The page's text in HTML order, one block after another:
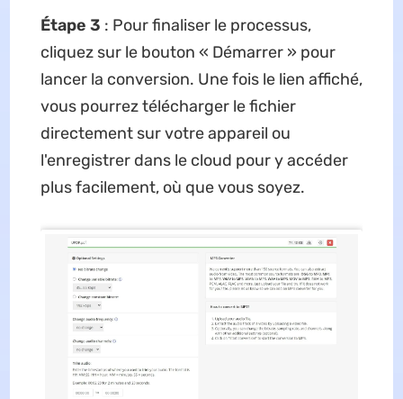
Étape 3 : Pour finaliser le processus,
cliquez sur le bouton « Démarrer » pour
lancer la conversion. Une fois le lien affiché,
vous pourrez télécharger le fichier
directement sur votre appareil ou
l'enregistrer dans le cloud pour y accéder
plus facilement, où que vous soyez.